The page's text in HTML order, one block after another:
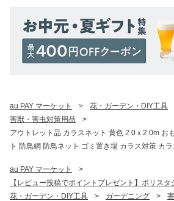
au PAY マーケット > 花・ガーデン・DIY工具
害獣・害虫対策用品
>
アウトレット品 カラスネット 黄色 2.0ｘ2.0m お
ト 防鳥網 防鳥ネット ゴミ置き場 カラス対策 カ
au PAY マーケット
>
【レビュー投稿でポイントプレゼント】ポリスタ
花・ガーデン・DIY工具
> ガーデニング >